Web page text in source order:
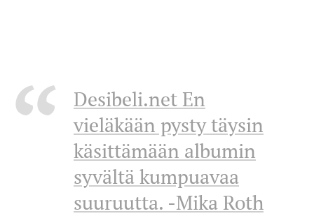
Desibeli.net En
vieläkään pysty täysin
käsittämään albumin
syvältä kumpuavaa
suuruutta. -Mika Roth